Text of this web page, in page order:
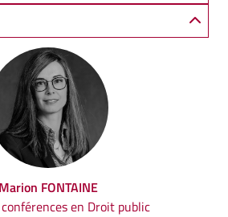
Marion FONTAINE
en Droit public